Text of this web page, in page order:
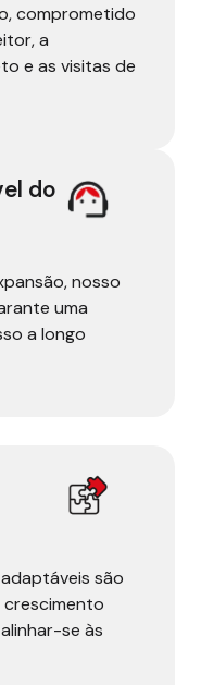
comprometido
a
e as visitas de
do
nosso
uma
a longo
são
se às